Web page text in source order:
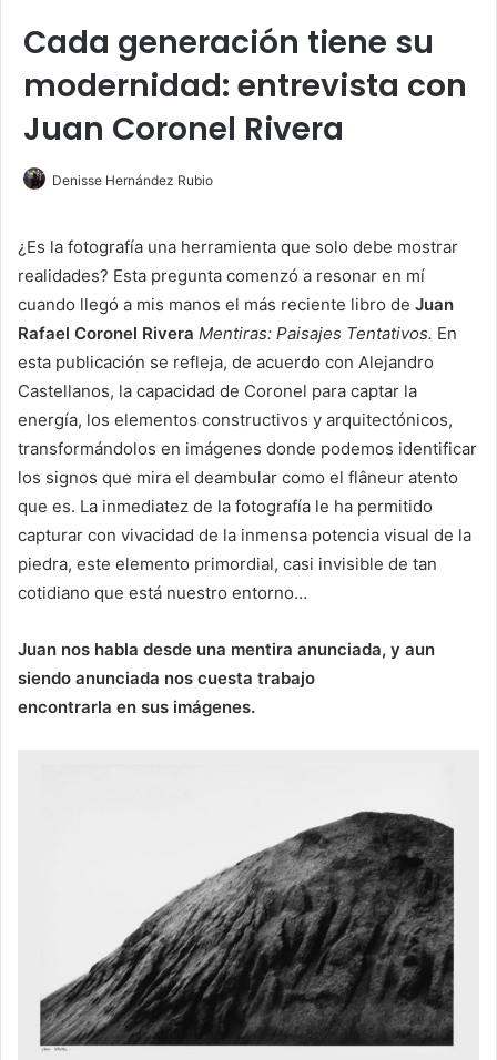
Cada generación tiene su
modernidad: entrevista con
Juan Coronel Rivera
Denisse Hernández Rubio
¿Es la fotografía una herramienta que solo debe mostrar
realidades? Esta pregunta comenzó a resonar en mí
cuando llegó a mis manos el más reciente libro de Juan
Rafael Coronel Rivera Mentiras: Paisajes Tentativos. En
esta publicación se refleja, de acuerdo con Alejandro
Castellanos, la capacidad de Coronel para captar la
energía, los elementos constructivos y arquitectónicos,
transformándolos en imágenes donde podemos identificar
los signos que mira el deambular como el flâneur atento
que es. La inmediatez de la fotografía le ha permitido
capturar con vivacidad de la inmensa potencia visual de la
piedra, este elemento primordial, casi invisible de tan
cotidiano que está nuestro entorno…
Juan nos habla desde una mentira anunciada, y aun
siendo anunciada nos cuesta trabajo
encontrarla en sus imágenes.